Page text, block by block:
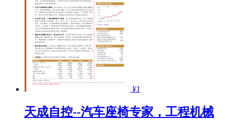
¥1
天成自控--汽车座椅专家，工程机械